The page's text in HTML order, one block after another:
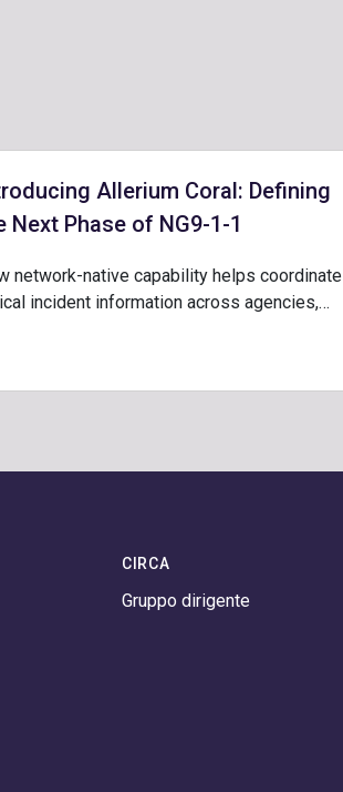
Allerium Coral: Defining
Next Phase of NG9-1-1
network-native capability helps coordinate
incident information across agencies,…
CIRCA
Gruppo dirigente